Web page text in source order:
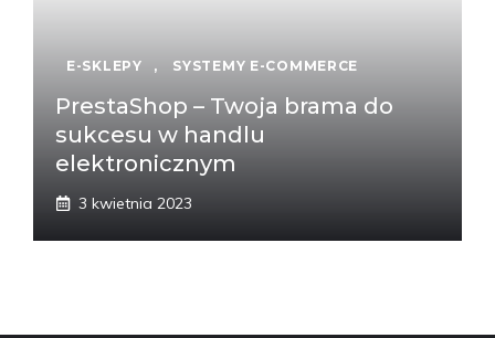
E-SKLEPY , SYSTEMY E-COMMERCE
PrestaShop – Twoja brama do
sukcesu w handlu
elektronicznym
3 kwietnia 2023